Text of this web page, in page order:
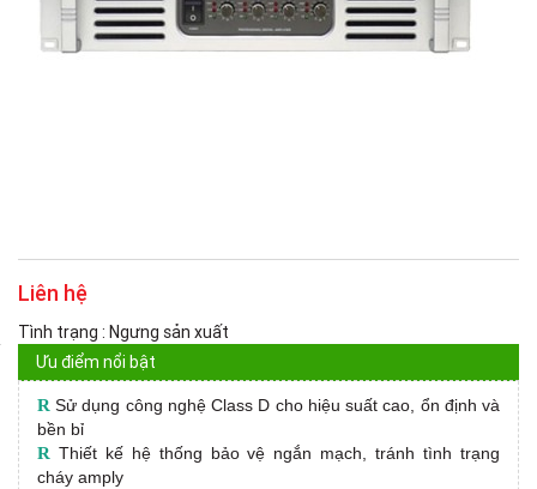
Liên hệ
Tình trạng : Ngưng sản xuất
Ưu điểm nổi bật
R Sử dụng công nghệ Class D cho hiệu suất cao, ổn định và
bền bỉ
R Thiết kế hệ thống bảo vệ ngắn mạch, tránh tình trạng
cháy amply